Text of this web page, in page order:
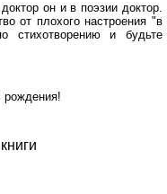
он и в поэзии доктор.
от плохого настроения "в
стихотворению и будьте
рождения!